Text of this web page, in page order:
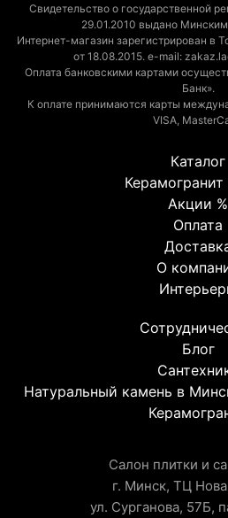
Свидетельство о государственной
29.01.2010 выдано
Интернет-магазин зарегистрирован в
от 18.08.2015. e-mail:
Оплата банковскими картами
Банк».
К оплате принимаются карты
VISA,
Каталог
Акции %
Оплата
О
Блог
Натуральный камень в
Салон плитки и
г. Минск, ТЦ
ул. Сурганова, 57Б,